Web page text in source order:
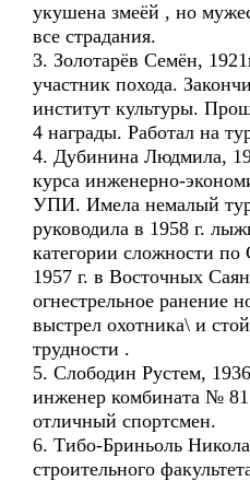
укушена змеёй , но
все страдания.
3. Золотарёв Семён,
участник похода.
институт культуры.
4 награды. Работал на
4. Дубинина Людмила,
курса инженерно-
УПИ. Имела немалый
руководила в 1958 г.
категории сложности
1957 г. в Восточных
огнестрельное ранение
выстрел охотника\ и
трудности .
5. Слободин Рустем,
инженер комбината №
отличный спортсмен.
6. Тибо-Бриньоль
строительного